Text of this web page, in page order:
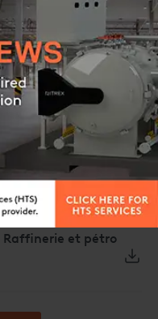
Raffinerie et pétro
Contact us